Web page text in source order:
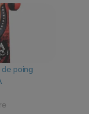
poing